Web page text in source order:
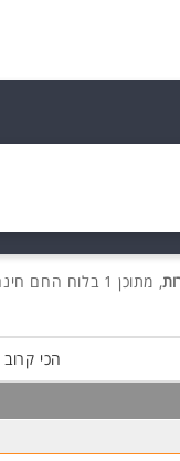
, מתוכן 1 בלוח החם חינם!
הכי קרוב